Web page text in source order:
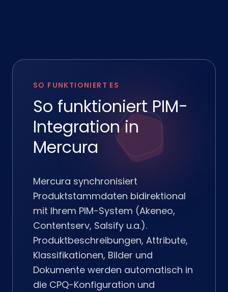
SO FUNKTIONIERT ES
So funktioniert PIM-
Integration in
Mercura
Mercura synchronisiert
Produktstammdaten bidirektional
mit Ihrem PIM-System (Akeneo,
Contentserv, Salsify u.a.).
Produktbeschreibungen, Attribute,
Klassifikationen, Bilder und
Dokumente werden automatisch in
die CPQ-Konfiguration und